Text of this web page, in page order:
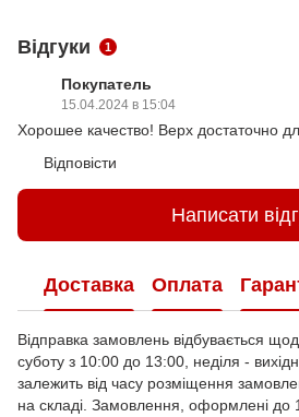
Відгуки 1
Покупатель
15.04.2024 в 15:04
Хорошее качество! Верх достаточно
Відповісти
Написати
Доставка Оплата
Відправка замовлень відбувається
суботу з 10:00 до 13:00, неділя -
залежить від часу розміщення
на складі. Замовлення, оформлені до